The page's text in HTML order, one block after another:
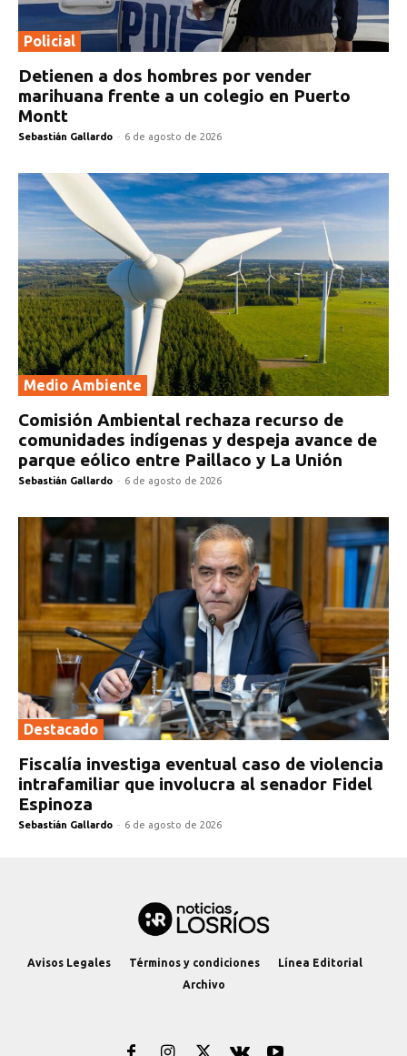
Policial
Detienen a dos hombres por vender
marihuana frente a un colegio en Puerto
Montt
Sebastián Gallardo - 6 de agosto de 2026
Medio Ambiente
Comisión Ambiental rechaza recurso de
comunidades indígenas y despeja avance de
parque eólico entre Paillaco y La Unión
Sebastián Gallardo - 6 de agosto de 2026
Destacado
Fiscalía investiga eventual caso de violencia
intrafamiliar que involucra al senador Fidel
Espinoza
Sebastián Gallardo - 6 de agosto de 2026
Avisos Legales Términos y condiciones
Línea Editorial
Archivo